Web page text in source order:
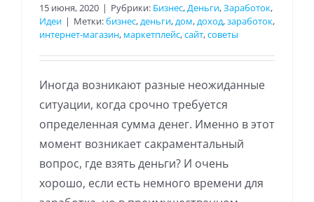
15 июня, 2020 | Рубрики: Бизнес,Деньги,Заработок,
Идеи | Метки:бизнес,деньги,дом,доход,заработок,
интернет-магазин, маркетплейс,сайт,советы
Иногда возникают разные неожиданные
ситуации, когда срочно требуется
определенная сумма денег. Именно в этот
момент возникает сакраментальный
вопрос, где взять деньги? И очень
хорошо, если есть немного времени для